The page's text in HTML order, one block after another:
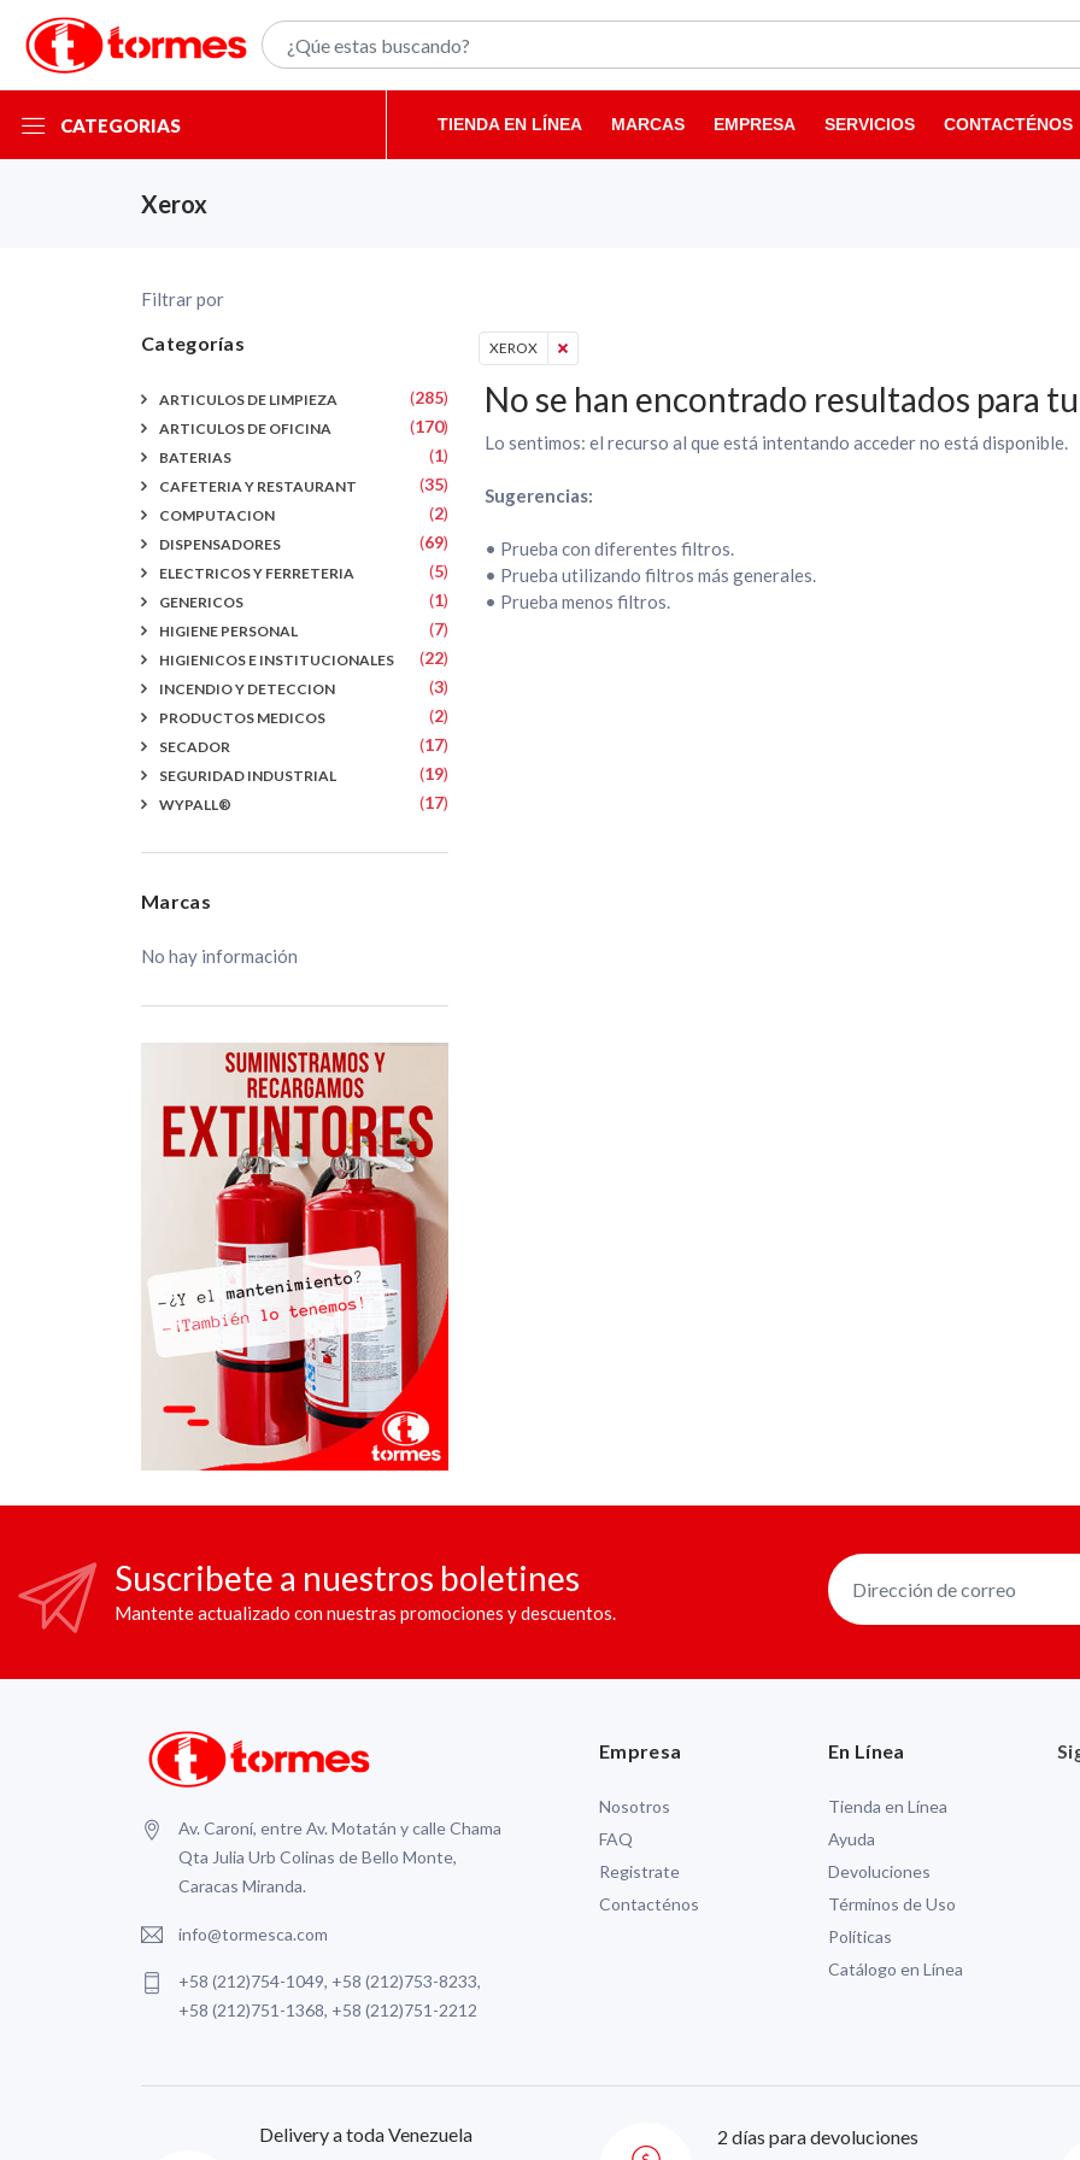
CATEGORIAS TIENDA EN LÍNEA MARCAS EMPRESA SERVICIOS CONTACTÉNOS
Xerox
XEROX
No se han encontrado resultados para
Lo sentimos: el recurso al que está intentando acceder no está disponible.
Sugerencias:
• Prueba con diferentes filtros.
• Prueba utilizando filtros más generales.
• Prueba menos filtros.
Filtrar por
Categorías
ARTICULOS DE LIMPIEZA (285)
ARTICULOS DE OFICINA (170)
BATERIAS (1)
CAFETERIA Y RESTAURANT (35)
COMPUTACION (2)
DISPENSADORES (69)
ELECTRICOS Y FERRETERIA (5)
GENERICOS (1)
HIGIENE PERSONAL (7)
HIGIENICOS E INSTITUCIONALES (22)
INCENDIO Y DETECCION (3)
PRODUCTOS MEDICOS (2)
SECADOR (17)
SEGURIDAD INDUSTRIAL (19)
WYPALL® (17)
Marcas
No hay información
Suscribete a nuestros boletines
Mantente actualizado con nuestras promociones y descuentos.
Av. Caroní, entre Av. Motatán y calle Chama
Qta Julia Urb Colinas de Bello Monte,
Caracas Miranda.
info@tormesca.com
+58 (212)754-1049, +58 (212)753-8233,
+58 (212)751-1368, +58 (212)751-2212
Empresa
Nosotros
FAQ
Registrate
Contacténos
En Línea
Tienda en Línea
Ayuda
Devoluciones
Términos de Uso
Políticas
Catálogo en Línea
Delivery a toda Venezuela 2 días para devoluciones